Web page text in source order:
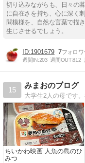
切り込みながらも、日々の
に自在さを持ち、心に深く
間模様を、自然な言葉で描
生じさせるでしょう。
1901679 7
週間IN:203 週間OUT:812
15
みまおのブログ
ちいかわ映画 人魚の島のひ
みつ